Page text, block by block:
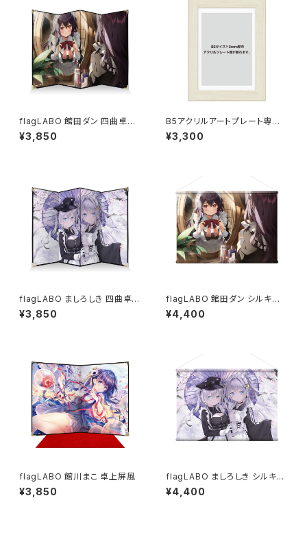
flagLABO 館田ダン 四曲卓上
屏風
¥3,850
B5アクリルアートプレート専用
フレーム
¥3,300
flagLABO ましろしき 四曲卓上
屏風
¥3,850
flagLABO 館田ダン シルキー
スエードB2タペストリー
¥4,400
flagLABO 館川まこ 卓上屏風
¥3,850
flagLABO ましろしき シルキー
スエードB2タペストリー
¥4,400